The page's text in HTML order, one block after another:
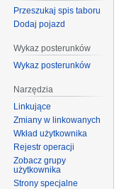
Przeszukaj spis taboru
Dodaj pojazd
Wykaz posterunków
Wykaz posterunków
Narzędzia
Linkujące
Zmiany w linkowanych
Wkład użytkownika
Rejestr operacji
Zobacz grupy
użytkownika
Strony specjalne